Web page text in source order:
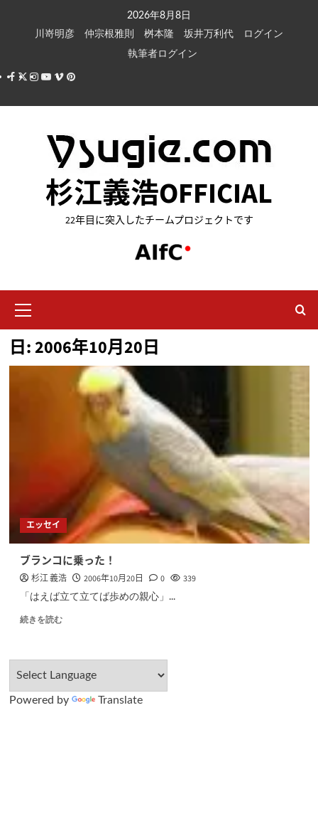
キ
2026年8月8日
川嵜明彦
仲宗根雅則 桝本隆 坂井万利代
ログイン
執筆者ログイン
Facebook
X Instagram
Youtube
VimeoPinterest
杉江義浩OFFICIAL
22年目に突入したチームプロジェクトです
イ
ン
メ
日:2006年10月20日
エッセイ
ブランコに乗った！
杉江 義浩 2006年10月20日 0 339
「はえば立て立てば歩めの親心」...
続きを読む
Powered by Translate